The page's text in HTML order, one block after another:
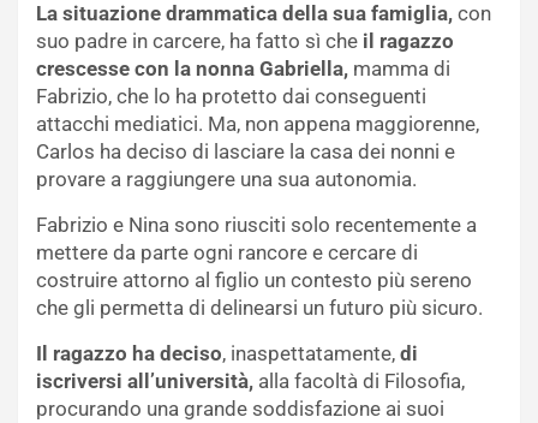
La situazione drammatica della sua famiglia, con
suo padre in carcere, ha fatto sì che il ragazzo
crescesse con la nonna Gabriella, mamma di
Fabrizio, che lo ha protetto dai conseguenti
attacchi mediatici. Ma, non appena maggiorenne,
Carlos ha deciso di lasciare la casa dei nonni e
provare a raggiungere una sua autonomia.
Fabrizio e Nina sono riusciti solo recentemente a
mettere da parte ogni rancore e cercare di
costruire attorno al figlio un contesto più sereno
che gli permetta di delinearsi un futuro più sicuro.
Il ragazzo ha deciso, inaspettatamente, di
iscriversi all’università, alla facoltà di Filosofia,
procurando una grande soddisfazione ai suoi